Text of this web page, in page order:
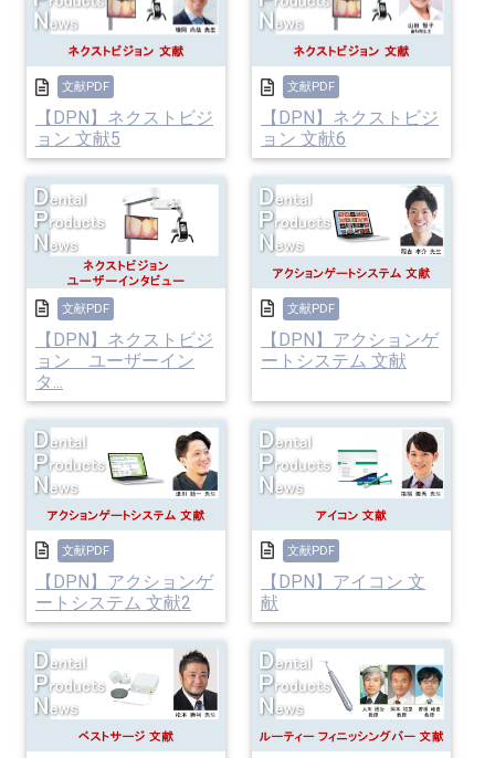
文献PDF
【DPN】ネクストビジ
ョン 文献5
文献PDF
【DPN】ネクストビジ
ョン 文献6
文献PDF
【DPN】ネクストビジ
ョン ユーザーイン
タ...
文献PDF
【DPN】アクションゲ
ートシステム 文献
文献PDF
【DPN】アクションゲ
ートシステム 文献2
文献PDF
【DPN】アイコン 文
献